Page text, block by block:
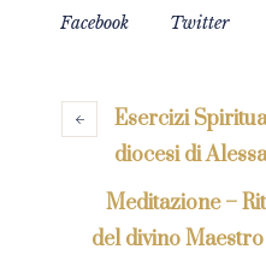
Facebook Twitter
Esercizi
diocesi di
Meditazione –
del divino